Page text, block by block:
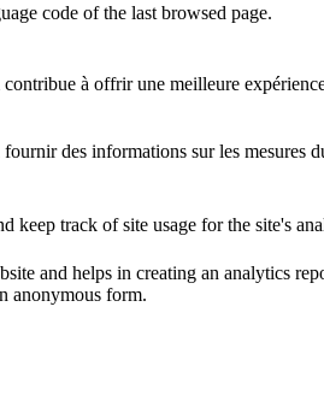
code of the last browsed page.
à offrir une meilleure
des informations sur les mesures
track of site usage for the site's
and helps in creating an analytics
anonymous form.